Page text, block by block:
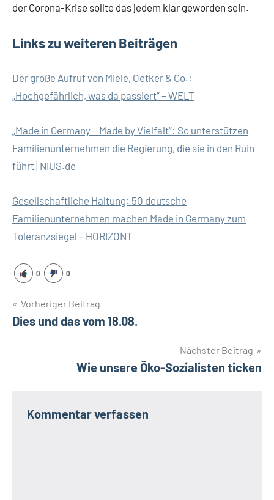
der Corona-Krise sollte das jedem klar geworden sein.
Links zu weiteren Beiträgen
Der große Aufruf von Miele, Oetker & Co.:
„Hochgefährlich, was da passiert“ – WELT
„Made in Germany – Made by Vielfalt“: So unterstützen
Familienunternehmen die Regierung, die sie in den Ruin
führt | NIUS.de
Gesellschaftliche Haltung: 50 deutsche
Familienunternehmen machen Made in Germany zum
Toleranzsiegel – HORIZONT
0 0
Beitragsnavigation
Vorheriger Beitrag
Dies und das vom 18.08.
Nächster Beitrag
Wie unsere Öko-Sozialisten ticken
Kommentar verfassen